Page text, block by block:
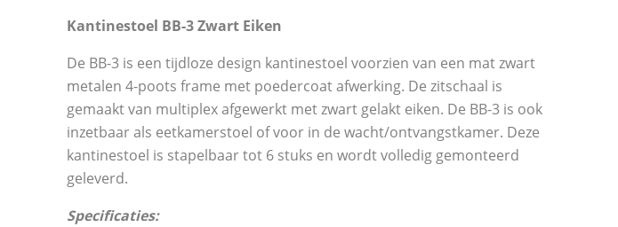
Kantinestoel BB-3 Zwart Eiken
De BB-3 is een tijdloze design kantinestoel voorzien van een mat zwart
metalen 4-poots frame met poedercoat afwerking. De zitschaal is
gemaakt van multiplex afgewerkt met zwart gelakt eiken. De BB-3 is ook
inzetbaar als eetkamerstoel of voor in de wacht/ontvangstkamer. Deze
kantinestoel is stapelbaar tot 6 stuks en wordt volledig gemonteerd
geleverd.
Specificaties: